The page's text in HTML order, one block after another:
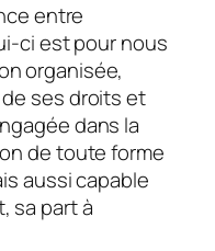
entre
ci est pour nous
organisée,
ses droits et
dans la
de toute forme
aussi capable
sa part à